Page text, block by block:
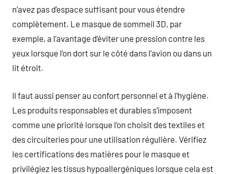
n’avez pas d’espace suffisant pour vous étendre
complètement. Le masque de sommeil 3D, par
exemple, a l’avantage d’éviter une pression contre les
yeux lorsque l’on dort sur le côté dans l’avion ou dans un
lit étroit.
Il faut aussi penser au confort personnel et à l’hygiène.
Les produits responsables et durables s’imposent
comme une priorité lorsque l’on choisit des textiles et
des circuiteries pour une utilisation régulière. Vérifiez
les certifications des matières pour le masque et
privilégiez les tissus hypoallergéniques lorsque cela est